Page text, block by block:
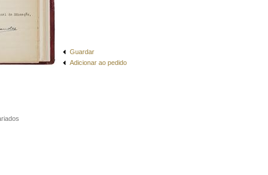
Guardar
Adicionar ao pedido